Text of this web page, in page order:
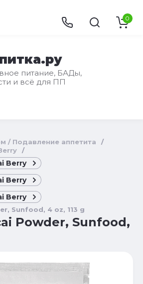
питание, БАДы,
и всё для ПП
0
/ Подавление аппетита
/
/
Berry
Berry
Berry
Sunfood, 4 oz, 113 g
Powder, Sunfood,